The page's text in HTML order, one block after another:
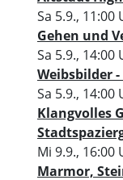
Sa 5.9., 11:00
Gehen und
Sa 5.9., 14:00
Weibsbilder
Sa 5.9., 14:00
Klangvolles
Mi 9.9., 16:00
Marmor,